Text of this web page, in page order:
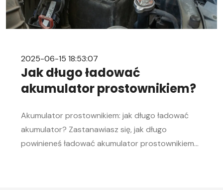
2025-06-15 18:53:07
Jak długo ładować
akumulator prostownikiem?
Akumulator prostownikiem: jak długo ładować
akumulator? Zastanawiasz się, jak długo
powinieneś ładować akumulator prostownikiem?